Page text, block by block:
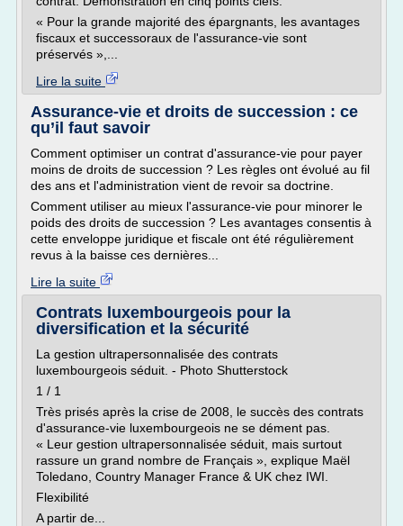
« Pour la grande majorité des épargnants, les avantages
fiscaux et successoraux de l'assurance-vie sont
préservés »,...
Lire la suite
Assurance-vie et droits de succession : ce
qu’il faut savoir
Comment optimiser un contrat d'assurance-vie pour payer
moins de droits de succession ? Les règles ont évolué au fil
des ans et l'administration vient de revoir sa doctrine.
Comment utiliser au mieux l'assurance-vie pour minorer le
poids des droits de succession ? Les avantages consentis à
cette enveloppe juridique et fiscale ont été régulièrement
revus à la baisse ces dernières...
Lire la suite
Contrats luxembourgeois pour la
diversification et la sécurité
La gestion ultrapersonnalisée des contrats
luxembourgeois séduit. - Photo Shutterstock
1 / 1
Très prisés après la crise de 2008, le succès des contrats
d'assurance-vie luxembourgeois ne se dément pas.
« Leur gestion ultrapersonnalisée séduit, mais surtout
rassure un grand nombre de Français », explique Maël
Toledano, Country Manager France & UK chez IWI.
Flexibilité
A partir de...